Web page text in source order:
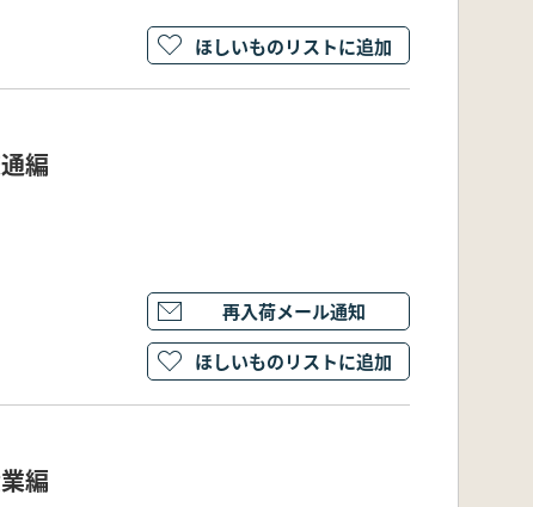
ほしいものリストに追加
編
再入荷メール通知
ほしいものリストに追加
編